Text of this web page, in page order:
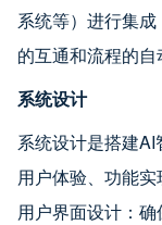
系统等）进行集
的互通和流程的自
系统设计
系统设计是搭建
用户体验、功能实
用户界面设计：